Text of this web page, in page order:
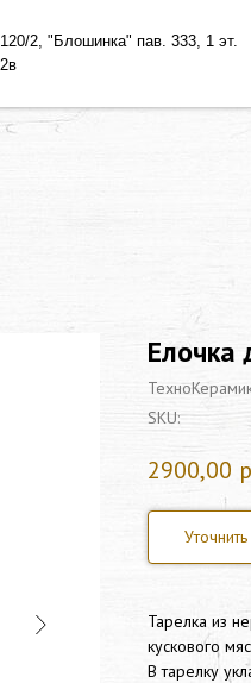
2, "Блошинка" пав. 333, 1 эт.
SKU:
2900,00
Тарелка из
кускового
В тарелку